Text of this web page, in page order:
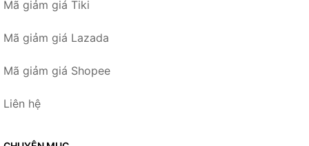
Mã giảm giá Tiki
Mã giảm giá Lazada
Mã giảm giá Shopee
Liên hệ